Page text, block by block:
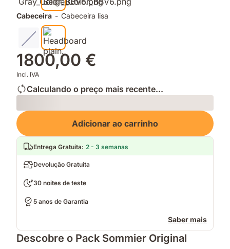
Cabeceira - Cabeceira lisa
1800,00 €
Incl. IVA
Calculando o preço mais recente...
Loading
Adicionar ao carrinho
Entrega Gratuita: 2 - 3 semanas
Devolução Gratuita
30 noites de teste
5 anos de Garantia
Saber mais
Descobre o Pack Sommier Original